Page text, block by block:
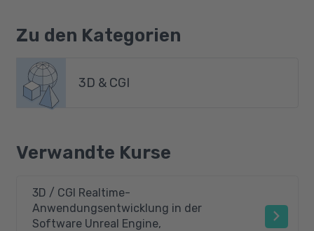
Zu den Kategorien
3D & CGI
Verwandte Kurse
3D / CGI Realtime-
Anwendungsentwicklung in der
Software Unreal Engine,